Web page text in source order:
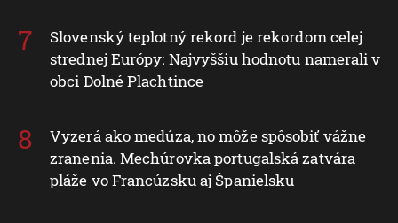
Slovenský teplotný rekord je rekordom celej
strednej Európy: Najvyššiu hodnotu namerali v
obci Dolné Plachtince
Vyzerá ako medúza, no môže spôsobiť vážne
zranenia. Mechúrovka portugalská zatvára
pláže vo Francúzsku aj Španielsku